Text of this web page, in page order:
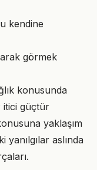
kendine
görmek
konusunda
itici güçtür
yaklaşım
yanılgılar aslında